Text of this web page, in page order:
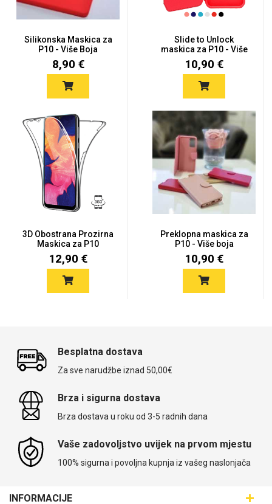
Silikonska Maskica za
P10 - Više Boja
8,90 €
Slide to Unlock
maskica za P10 - Više
boja
10,90 €
3D Obostrana Prozirna
Maskica za P10
12,90 €
Preklopna maskica za
P10 - Više boja
10,90 €
Besplatna dostava
Za sve narudžbe iznad 50,00€
Brza i sigurna dostava
Brza dostava u roku od 3-5 radnih dana
Vaše zadovoljstvo uvijek na prvom mjestu
100% sigurna i povoljna kupnja iz vašeg naslonjača
INFORMACIJE